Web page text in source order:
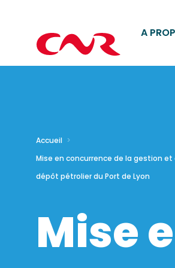
A
Accueil
Mise en concurrence de la gestion et
dépôt pétrolier du Port de Lyon
Mise